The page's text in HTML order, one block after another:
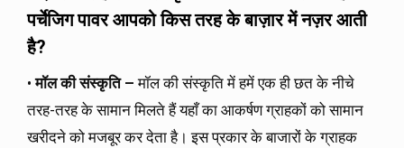
पर्चेजिग पावर आपको किस तरह के बाज़ार में नज़र आती
है?
•मॉल की संस्कृति – मॉल की संस्कृति में हमें एक ही छत के नीचे
तरह-तरह के सामान मिलते हैं यहाँ का आकर्षण ग्राहकों को सामान
खरीदने को मजबूर कर देता है। इस प्रकार के बाजारों के ग्राहक